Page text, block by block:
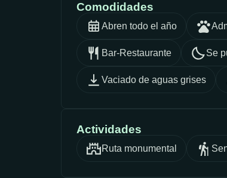
Comodidades
Abren todo el año
Bar-Restaurante Se
Vaciado de aguas grises
Actividades
Ruta monumental